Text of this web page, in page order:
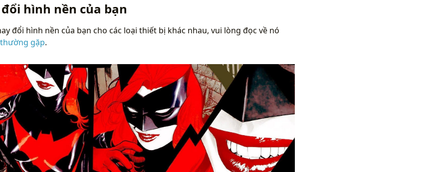
hình nền của bạn
đổi hình nền của bạn cho các loại thiết bị khác nhau, vui lòng đọc về nó
gặp.